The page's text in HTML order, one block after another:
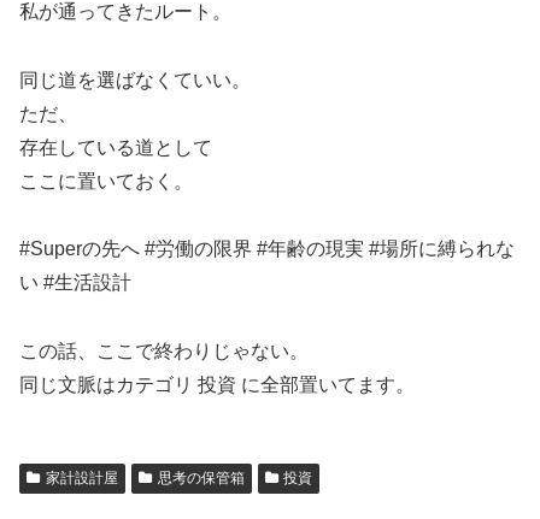
私が通ってきたルート。
同じ道を選ばなくていい。
ただ、
存在している道として
ここに置いておく。
#Superの先へ #労働の限界 #年齢の現実 #場所に縛られな
い #生活設計
この話、ここで終わりじゃない。
同じ文脈はカテゴリ 投資 に全部置いてます。
家計設計屋 思考の保管箱 投資